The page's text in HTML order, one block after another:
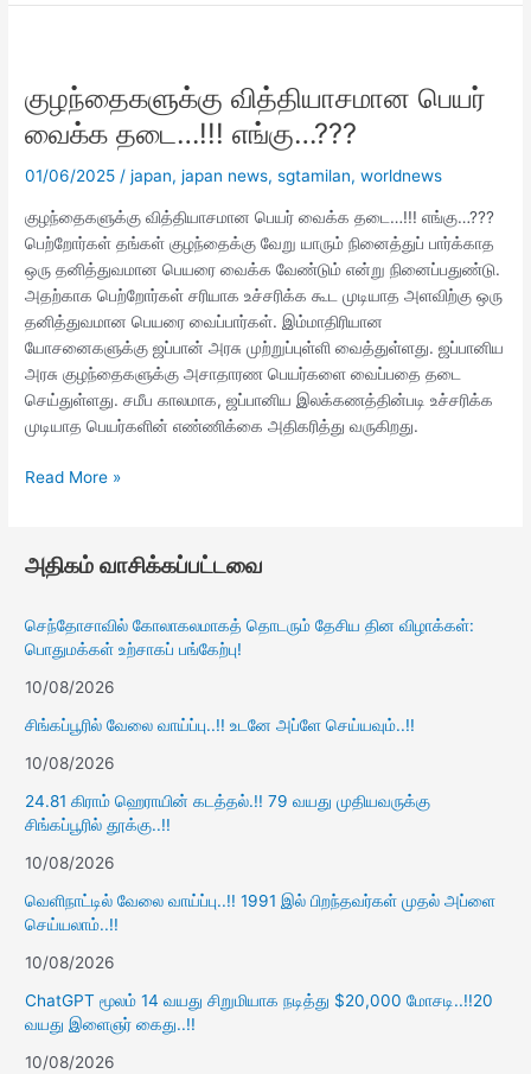
குழந்தைகளுக்கு வித்தியாசமான பெயர்
வைக்க தடை…!!! எங்கு…???
01/06/2025/japan,japan news,sgtamilan,worldnews
குழந்தைகளுக்கு வித்தியாசமான பெயர் வைக்க தடை…!!! எங்கு…???
பெற்றோர்கள் தங்கள் குழந்தைக்கு வேறு யாரும் நினைத்துப் பார்க்காத
ஒரு தனித்துவமான பெயரை வைக்க வேண்டும் என்று நினைப்பதுண்டு.
அதற்காக பெற்றோர்கள் சரியாக உச்சரிக்க கூட முடியாத அளவிற்கு ஒரு
தனித்துவமான பெயரை வைப்பார்கள். இம்மாதிரியான
யோசனைகளுக்கு ஜப்பான் அரசு முற்றுப்புள்ளி வைத்துள்ளது. ஜப்பானிய
அரசு குழந்தைகளுக்கு அசாதாரண பெயர்களை வைப்பதை தடை
செய்துள்ளது. சமீப காலமாக, ஜப்பானிய இலக்கணத்தின்படி உச்சரிக்க
முடியாத பெயர்களின் எண்ணிக்கை அதிகரித்து வருகிறது.
பெயர்
வைக்க
தடை…!!!
எங்கு…???
Read More »
அதிகம் வாசிக்கப்பட்டவை
செந்தோசாவில் கோலாகலமாகத் தொடரும் தேசிய தின விழாக்கள்:
பொதுமக்கள் உற்சாகப் பங்கேற்பு!
10/08/2026
சிங்கப்பூரில் வேலை வாய்ப்பு..!! உடனே அப்ளே செய்யவும்..!!
10/08/2026
24.81 கிராம் ஹெராயின் கடத்தல்.!! 79 வயது முதியவருக்கு
சிங்கப்பூரில் தூக்கு..!!
10/08/2026
வெளிநாட்டில் வேலை வாய்ப்பு..!! 1991 இல் பிறந்தவர்கள் முதல் அப்ளை
செய்யலாம்..!!
10/08/2026
ChatGPT மூலம் 14 வயது சிறுமியாக நடித்து $20,000 மோசடி..!!20
வயது இளைஞர் கைது..!!
10/08/2026